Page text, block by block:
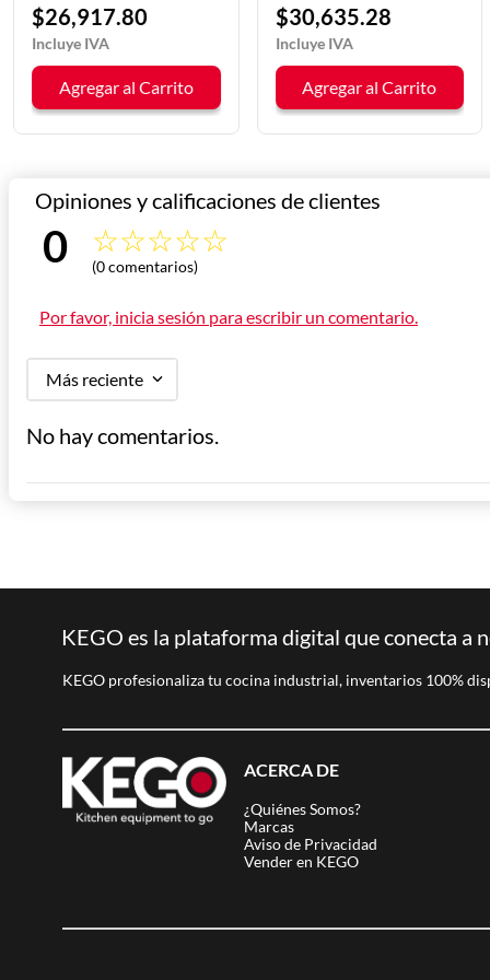
$26,917.80
Agregar al Carrito
DRAGO
$30,635.28
Agregar al Carrito
☆☆☆☆☆
0
promedio
(0 comentarios)
Por favor, inicia sesión para escribir un comentario.
Más reciente
No hay comentarios.
KEGO es la plataforma digital que conecta a
KEGO profesionaliza tu cocina industrial, inventarios 100%
ACERCA DE
¿Quiénes Somos?
Marcas
Aviso de Privacidad
Vender en KEGO